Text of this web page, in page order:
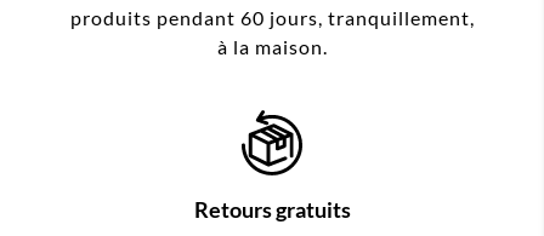
produits pendant 60 jours, tranquillement,
à la maison.
Retours gratuits